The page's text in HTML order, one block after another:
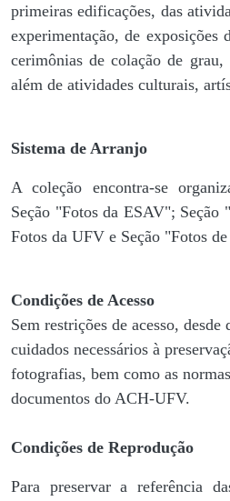
primeiras edificações, das
experimentação, de exposições
cerimônias de colação de grau,
além de atividades culturais,
Sistema de Arranjo
A coleção encontra-se
Seção "Fotos da ESAV"; Seção
Fotos da UFV e Seção "Fotos
Condições de Acesso
Sem restrições de acesso, desde
cuidados necessários à
fotografias, bem como as
documentos do ACH-UFV.
Condições de Reprodução
Para preservar a referência